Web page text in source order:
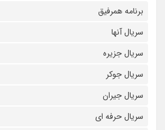
برنامه همرفیق
سریال آنها
سریال جزیره
سریال جوکر
سریال جیران
سریال حرفه ای